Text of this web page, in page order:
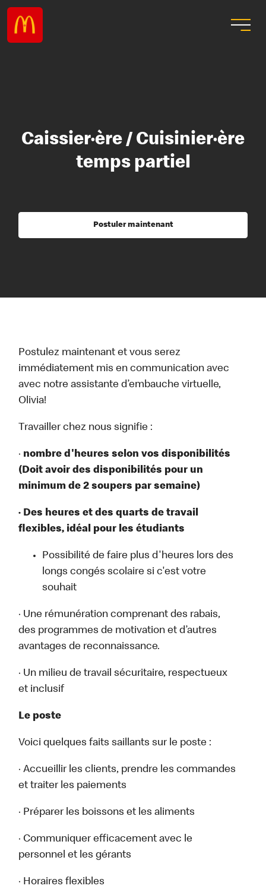
Caissier·ère / Cuisinier·ère
temps partiel
Postuler maintenant
Postulez maintenant et vous serez
immédiatement mis en communication avec
avec notre assistante d’embauche virtuelle,
Olivia!
Travailler chez nous signifie :
· nombre d'heures selon vos disponibilités
(Doit avoir des disponibilités pour un
minimum de 2 soupers par semaine)
· Des heures et des quarts de travail
flexibles, idéal pour les étudiants
Possibilité de faire plus d'heures lors des
longs congés scolaire si c'est votre
souhait
· Une rémunération comprenant des rabais,
des programmes de motivation et d’autres
avantages de reconnaissance.
· Un milieu de travail sécuritaire, respectueux
et inclusif
Le poste
Voici quelques faits saillants sur le poste :
· Accueillir les clients, prendre les commandes
et traiter les paiements
· Préparer les boissons et les aliments
· Communiquer efficacement avec le
personnel et les gérants
· Horaires flexibles